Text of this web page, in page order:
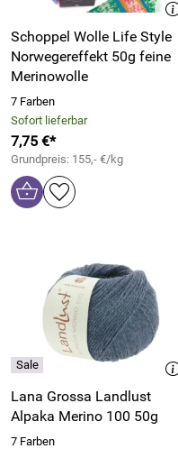
Schoppel Wolle Life Style
Norwegereffekt 50g feine
Merinowolle
7 Farben
Sofort lieferbar
7,75 €*
Grundpreis: 155,- €/kg
Lana Grossa Landlust
Alpaka Merino 100 50g
7 Farben